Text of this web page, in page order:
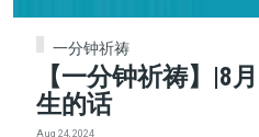
一分钟祈祷
【一分钟祈祷】|8
生的话
Aug 24, 2024